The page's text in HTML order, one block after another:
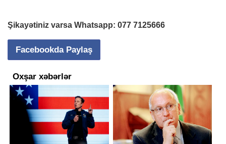
Şikayətiniz varsa Whatsapp: 077 7125666
Facebookda Paylaş
Oxşar xəbərlər